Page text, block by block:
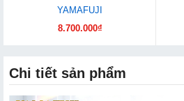
YAMAFUJI
8.700.000₫
Chi tiết sản phẩm